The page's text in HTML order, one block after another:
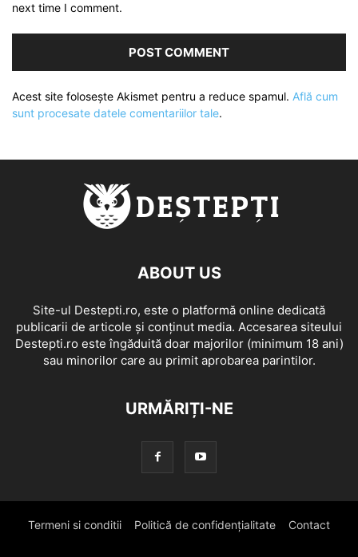
next time I comment.
Acest site folosește Akismet pentru a reduce spamul. Află cum
sunt procesate datele comentariilor tale.
ABOUT US
Site-ul Destepti.ro, este o platformă online dedicată
publicarii de articole și conținut media. Accesarea siteului
Destepti.ro este îngăduită doar majorilor (minimum 18 ani)
sau minorilor care au primit aprobarea parintilor.
URMĂRIȚI-NE
Termeni si conditii Politică de confidențialitate Contact